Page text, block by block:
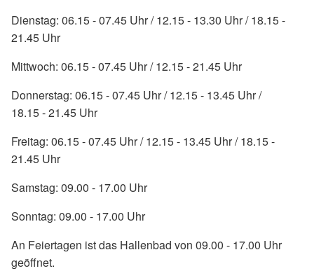
Dienstag: 06.15 - 07.45 Uhr / 12.15 - 13.30 Uhr / 18.15 -
21.45 Uhr
Mittwoch: 06.15 - 07.45 Uhr / 12.15 - 21.45 Uhr
Donnerstag: 06.15 - 07.45 Uhr / 12.15 - 13.45 Uhr /
18.15 - 21.45 Uhr
Freitag: 06.15 - 07.45 Uhr / 12.15 - 13.45 Uhr / 18.15 -
21.45 Uhr
Samstag: 09.00 - 17.00 Uhr
Sonntag: 09.00 - 17.00 Uhr
An Feiertagen ist das Hallenbad von 09.00 - 17.00 Uhr
geöffnet.